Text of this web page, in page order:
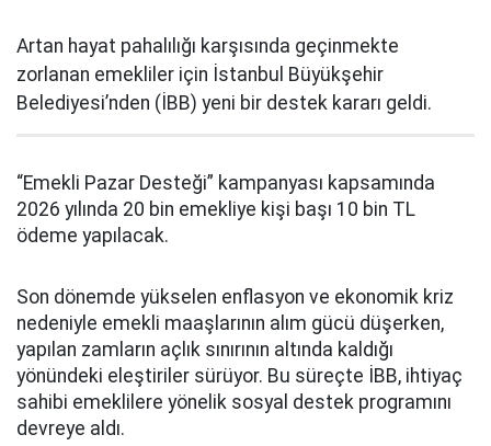
Artan hayat pahalılığı karşısında geçinmekte
zorlanan emekliler için İstanbul Büyükşehir
Belediyesi’nden (İBB) yeni bir destek kararı geldi.
“Emekli Pazar Desteği” kampanyası kapsamında
2026 yılında 20 bin emekliye kişi başı 10 bin TL
ödeme yapılacak.
Son dönemde yükselen enflasyon ve ekonomik kriz
nedeniyle emekli maaşlarının alım gücü düşerken,
yapılan zamların açlık sınırının altında kaldığı
yönündeki eleştiriler sürüyor. Bu süreçte İBB, ihtiyaç
sahibi emeklilere yönelik sosyal destek programını
devreye aldı.